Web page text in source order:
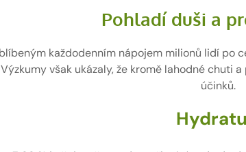
Pohladí duši a
každodenním nápojem milionů lidí po
však ukázaly, že kromě lahodné chuti
účinků.